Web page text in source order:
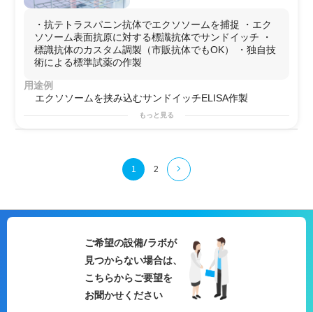
任意の抗体を標識、固相（抗CD9）
抗体と組み合わせとなります。
標準試薬はカスタマー様のご用意と
なります。
・抗テトラスパニン抗体でエクソソームを捕捉 ・エク
ソソーム表面抗原に対する標識抗体でサンドイッチ ・
標識抗体のカスタム調製（市販抗体でもOK） ・独自技
術による標準試薬の作製
用途例
エクソソームを挟み込むサンドイッチELISA作製
もっと見る
1 2
ご希望の設備/ラボが
見つからない場合は、
こちらからご要望を
お聞かせください